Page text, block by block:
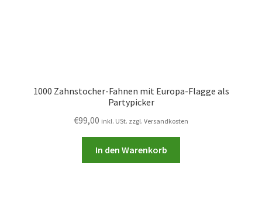
1000 Zahnstocher-Fahnen mit Europa-Flagge als
Partypicker
€99,00 inkl. USt. zzgl. Versandkosten
In den Warenkorb